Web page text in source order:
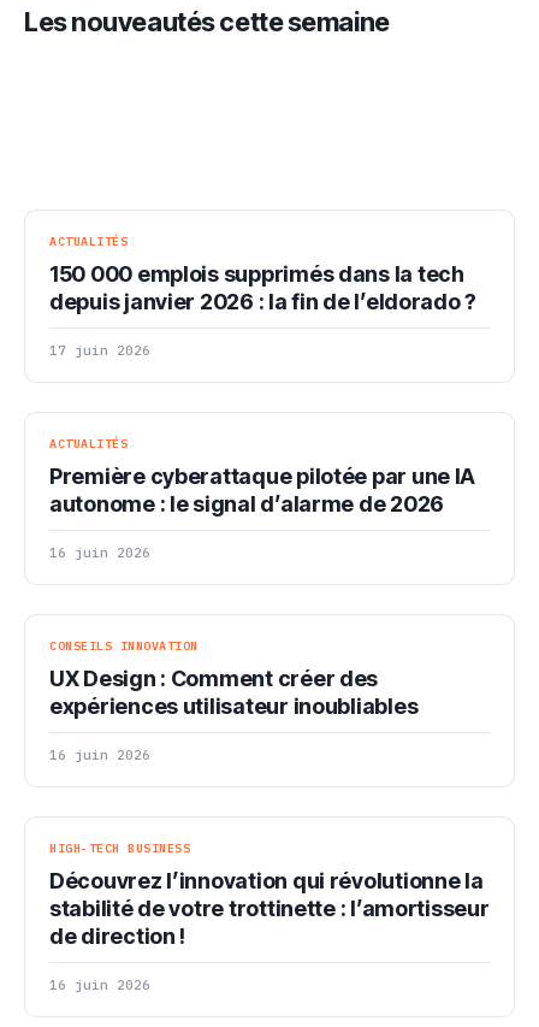
Les nouveautés cette semaine
ACTUALITÉS
150 000 emplois supprimés dans la tech
depuis janvier 2026 : la fin de l’eldorado ?
17 juin 2026
ACTUALITÉS
Première cyberattaque pilotée par une IA
autonome : le signal d’alarme de 2026
16 juin 2026
CONSEILS INNOVATION
UX Design : Comment créer des
expériences utilisateur inoubliables
16 juin 2026
HIGH-TECH BUSINESS
Découvrez l’innovation qui révolutionne la
stabilité de votre trottinette : l’amortisseur
de direction !
16 juin 2026